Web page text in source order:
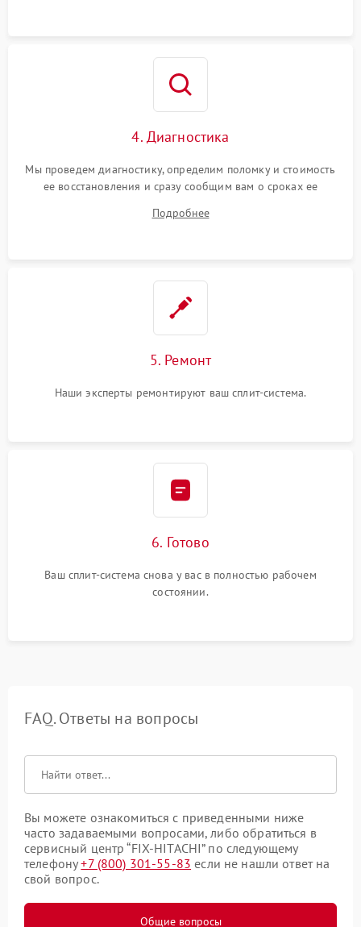
4. Диагностика
Мы проведем диагностику, определим поломку и стоимость
ее восстановления и сразу сообщим вам о сроках ее
Подробнее
5. Ремонт
Наши эксперты ремонтируют ваш сплит-система.
6. Готово
Ваш сплит-система снова у вас в полностью рабочем
состоянии.
FAQ. Ответы на вопросы
Вы можете ознакомиться с приведенными ниже
часто задаваемыми вопросами, либо обратиться в
сервисный центр “FIX-HITACHI” по следующему
телефону+7 (800) 301-55-83 если не нашли ответ на
свой вопрос.
Общие вопросы